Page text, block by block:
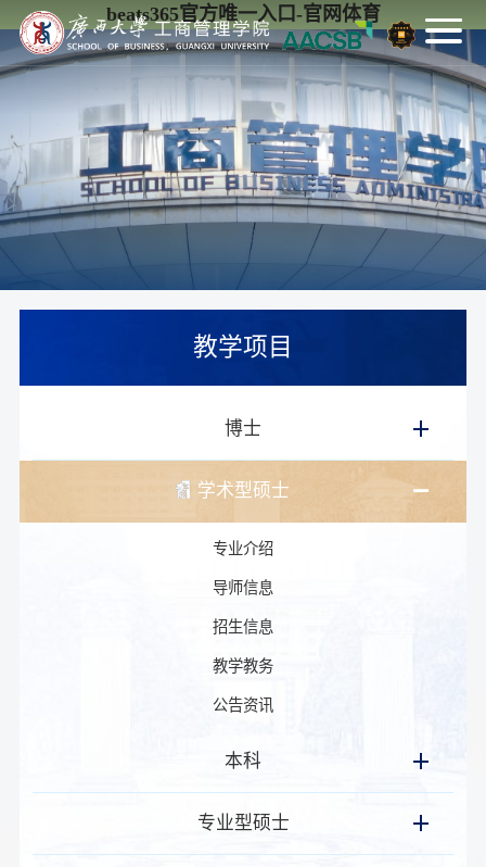
beats365官方唯一入口-官网体育
教学项目
博士
学术型硕士
专业介绍
导师信息
招生信息
教学教务
公告资讯
本科
专业型硕士